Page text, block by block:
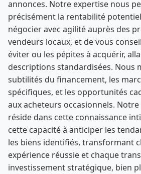
annonces. Notre expertise nous
précisément la rentabilité
négocier avec agilité auprès des
vendeurs locaux, et de vous
éviter ou les pépites à acquérir,
descriptions standardisées. Nous
subtilités du financement, les
spécifiques, et les opportunités
aux acheteurs occasionnels.
réside dans cette connaissance
cette capacité à anticiper les
les biens identifiés, transformant
expérience réussie et chaque
investissement stratégique, bien